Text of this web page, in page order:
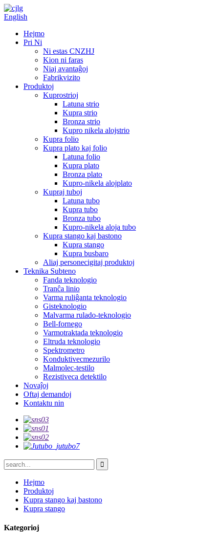
English
Hejmo
Pri Ni
Ni estas CNZHJ
Kion ni faras
Niaj avantaĝoj
Fabrikvizito
Produktoj
Kuprostrioj
Latuna strio
Kupra strio
Bronza strio
Kupro nikela alojstrio
Kupra folio
Kupra plato kaj folio
Latuna folio
Kupra plato
Bronza plato
Kupro-nikela alojplato
Kupraj tuboj
Latuna tubo
Kupra tubo
Bronza tubo
Kupro-nikela aloja tubo
Kupra stango kaj bastono
Kupra stango
Kupra busbaro
Aliaj personecigitaj produktoj
Teknika Subteno
Fanda teknologio
Tranĉa linio
Varma ruliĝanta teknologio
Gisteknologio
Malvarma rulado-teknologio
Bell-fornego
Varmotraktada teknologio
Eltruda teknologio
Spektrometro
Konduktivecmezurilo
Malmolec-testilo
Rezistiveca detektilo
Novaĵoj
Oftaj demandoj
Kontaktu nin
Hejmo
Produktoj
Kupra stango kaj bastono
Kupra stango
Kategorioj